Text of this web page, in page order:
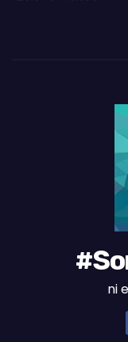
A
ni